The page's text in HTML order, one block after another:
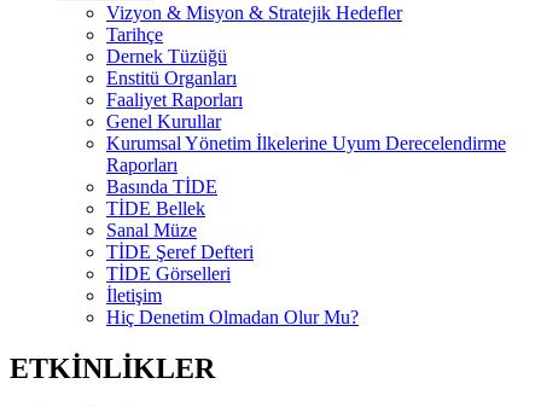
Vizyon & Misyon & Stratejik Hedefler
Tarihçe
Dernek Tüzüğü
Enstitü Organları
Faaliyet Raporları
Genel Kurullar
Kurumsal Yönetim İlkelerine Uyum Derecelendirme
Raporları
Basında TİDE
TİDE Bellek
Sanal Müze
TİDE Şeref Defteri
TİDE Görselleri
İletişim
Hiç Denetim Olmadan Olur Mu?
ETKİNLİKLER